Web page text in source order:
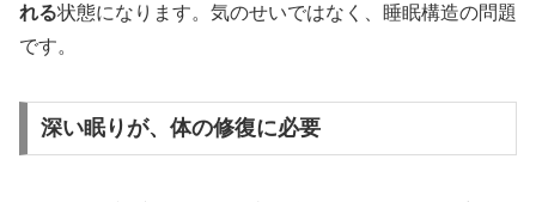
れる状態になります。気のせいではなく、睡眠構造の問題
です。
深い眠りが、体の修復に必要